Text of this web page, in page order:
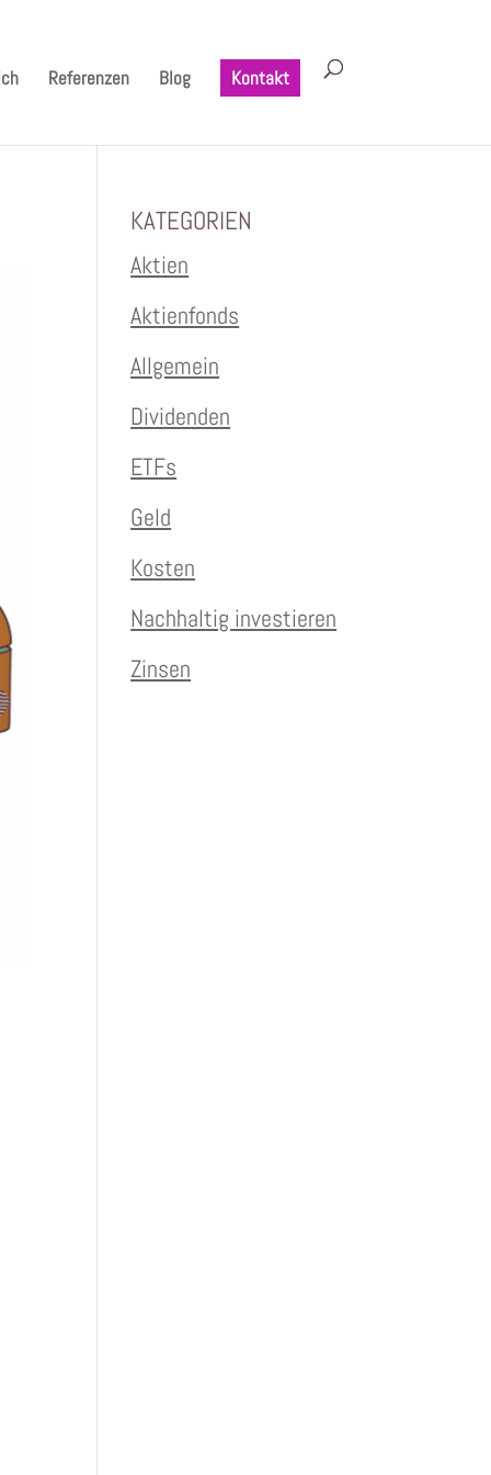
Referenzen Blog Kontakt
KATEGORIEN
Aktien
Aktienfonds
Allgemein
Dividenden
ETFs
Geld
Kosten
Nachhaltig investieren
Zinsen